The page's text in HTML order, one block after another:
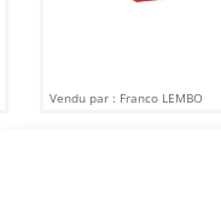
Vendu par : Franco LEMBO